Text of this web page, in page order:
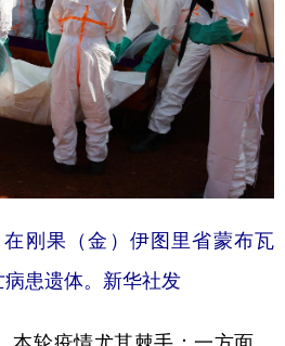
在刚果（金）伊图里省蒙布瓦
患遗体。新华社发
轮疫情尤其棘手：一方面，